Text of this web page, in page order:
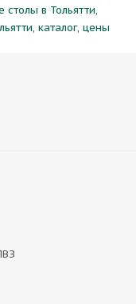
столы в Тольятти,
каталог, цены